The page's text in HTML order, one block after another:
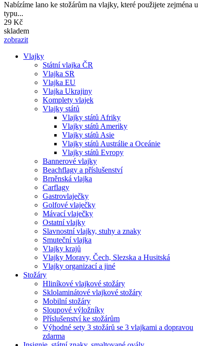
Nabízíme lano ke stožárům na vlajky, které použijete zejména u
typu...
29 Kč
skladem
zobrazit
Hlavní
navigace
Vlajky
Státní vlajka ČR
Vlajka SR
Vlajka EU
Vlajka Ukrajiny
Komplety vlajek
Vlajky států
Vlajky států Afriky
Vlajky států Ameriky
Vlajky států Asie
Vlajky států Austrálie a Oceánie
Vlajky států Evropy
Bannerové vlajky
Beachflagy a příslušenství
Brněnská vlajka
Carflagy
Gastrovlaječky
Golfové vlaječky
Mávací vlaječky
Ostatní vlajky
Slavnostní vlajky, stuhy a znaky
Smuteční vlajka
Vlajky krajů
Vlajky Moravy, Čech, Slezska a Husitská
Vlajky organizací a jiné
Stožáry
Hliníkové vlajkové stožáry
Sklolaminátové vlajkové stožáry
Mobilní stožáry
Sloupové výložníky
Příslušenství ke stožárům
Výhodné sety 3 stožárů se 3 vlajkami a dopravou
zdarma